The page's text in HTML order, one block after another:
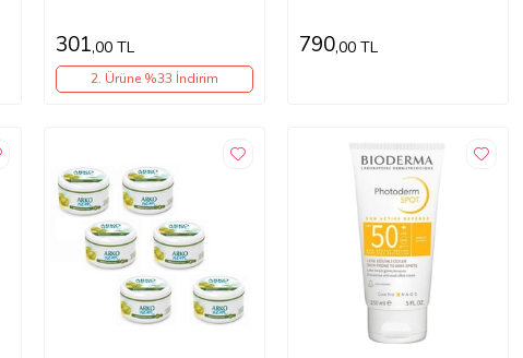
301,00 TL
2. Ürüne %33 İndirim
790,00 TL